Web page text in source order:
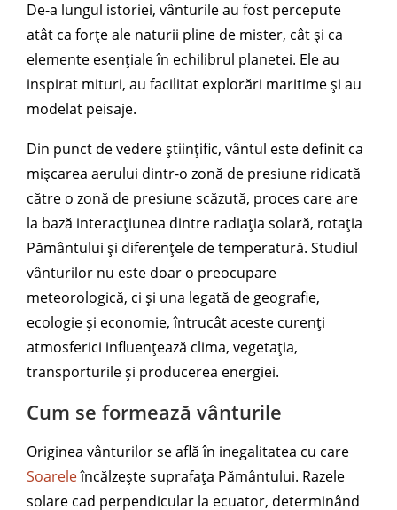
De-a lungul istoriei, vânturile au fost percepute
atât ca forțe ale naturii pline de mister, cât și ca
elemente esențiale în echilibrul planetei. Ele au
inspirat mituri, au facilitat explorări maritime și au
modelat peisaje.
Din punct de vedere științific, vântul este definit ca
mișcarea aerului dintr-o zonă de presiune ridicată
către o zonă de presiune scăzută, proces care are
la bază interacțiunea dintre radiația solară, rotația
Pământului și diferențele de temperatură. Studiul
vânturilor nu este doar o preocupare
meteorologică, ci și una legată de geografie,
ecologie și economie, întrucât aceste curenți
atmosferici influențează clima, vegetația,
transporturile și producerea energiei.
Cum se formează vânturile
Originea vânturilor se află în inegalitatea cu care
Soareleîncălzește suprafața Pământului. Razele
solare cad perpendicular la ecuator, determinând